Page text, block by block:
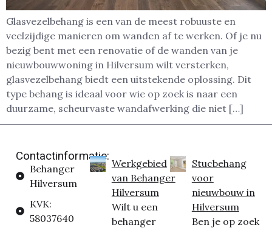
Glasvezelbehang is een van de meest robuuste en
veelzijdige manieren om wanden af te werken. Of je nu
bezig bent met een renovatie of de wanden van je
nieuwbouwwoning in Hilversum wilt versterken,
glasvezelbehang biedt een uitstekende oplossing. Dit
type behang is ideaal voor wie op zoek is naar een
duurzame, scheurvaste wandafwerking die niet […]
Contactinformatie:
Behanger
Hilversum
KVK:
58037640
Werkgebied
van Behanger
Hilversum
Wilt u een
behanger
Stucbehang
voor
nieuwbouw in
Hilversum
Ben je op zoek